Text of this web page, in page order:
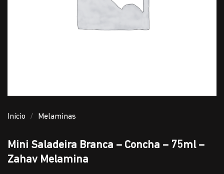
Início / Melaminas
Mini Saladeira Branca – Concha – 75ml –
Zahav Melamina